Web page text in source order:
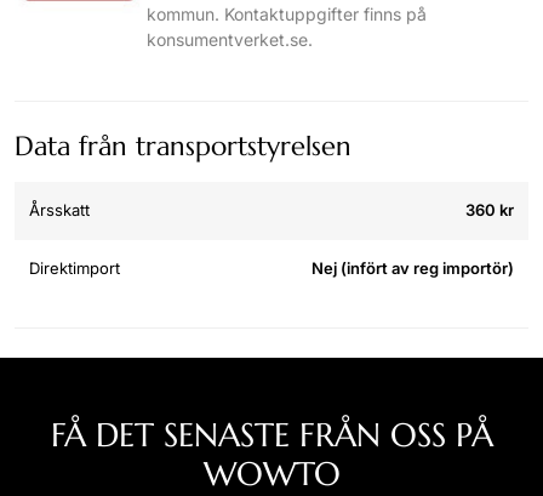
kommun. Kontaktuppgifter finns på
konsumentverket.se.
Data från transportstyrelsen
Årsskatt 360 kr
Direktimport Nej (infört av reg importör)
FÅ DET SENASTE FRÅN OSS PÅ
WOWTO